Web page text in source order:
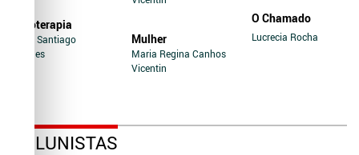
Soroterapia
Jairo Santiago
Novaes
Mulher
Maria Regina Canhos
Vicentin
O Chamado
Lucrecia Rocha
COLUNISTAS